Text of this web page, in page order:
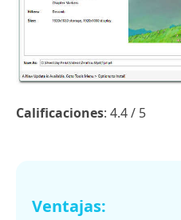
Calificaciones: 4.4 / 5
Ventajas: